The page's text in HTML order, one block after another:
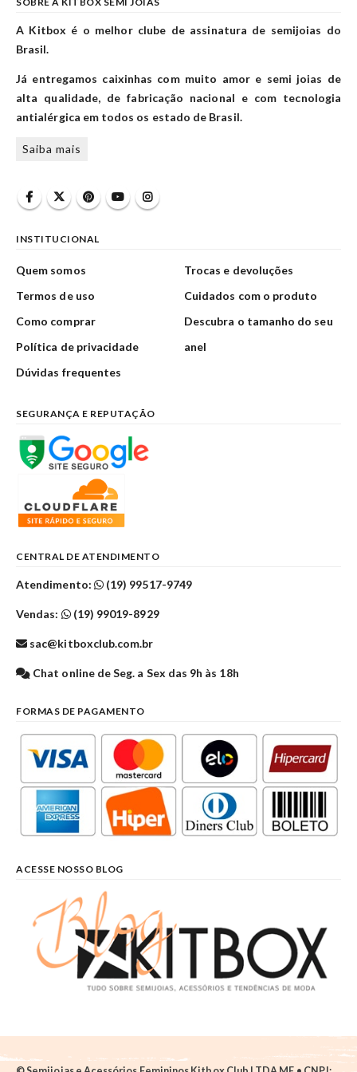
A Kitbox é o melhor clube de assinatura de semijoias do
Brasil.
Já entregamos caixinhas com muito amor e semi joias de
alta qualidade, de fabricação nacional e com tecnologia
antialérgica em todos os estado de Brasil.
Saiba mais
INSTITUCIONAL
Quem somos
Termos de uso
Como comprar
Política de privacidade
Dúvidas frequentes
Trocas e devoluções
Cuidados com o produto
Descubra o tamanho do seu
anel
SEGURANÇA E REPUTAÇÃO
CENTRAL DE ATENDIMENTO
Atendimento: (19) 99517-9749
Vendas: (19) 99019-8929
sac@kitboxclub.com.br
Chat online de Seg. a Sex das 9h às 18h
FORMAS DE PAGAMENTO
ACESSE NOSSO BLOG